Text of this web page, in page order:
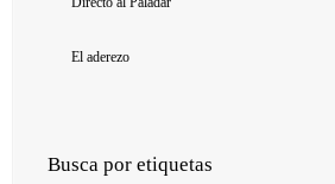
El aderezo
Busca por etiquetas